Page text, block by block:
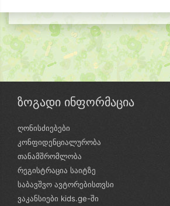
ზოგადი ინფორმაცია
ღონისძიებები
კონფიდენციალურობა
თანამშრომლობა
რეგისტრაცია საიტზე
საბავშვო ავტორებისთვსი
ვაკანსიები kids.ge-ში